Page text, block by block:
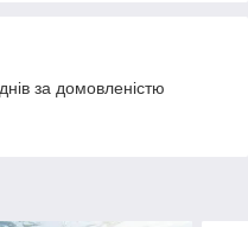
за домовленістю